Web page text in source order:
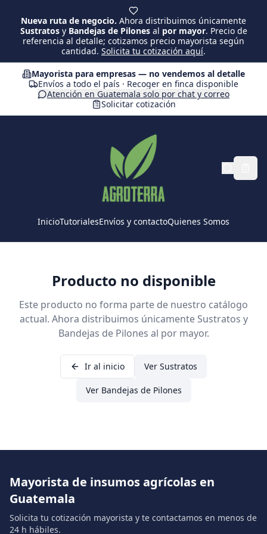
Nueva ruta de negocio. Ahora distribuimos únicamente
Sustratosy Bandejas de Pilonesal por mayor. Precio de
referencia al detalle; cotizamos precio mayorista según
cantidad. Solicita tu cotización aquí.
Mayorista para empresas — no vendemos al detalle
Envíos a todo el país · Recoger en finca disponible
Atención en Guatemala solo por chat y correo
Solicitar cotización
InicioTutorialesEnvíos y contactoQuienes Somos
Producto no disponible
Este producto no forma parte de nuestro catálogo
actual. Ahora distribuimos únicamente Sustratos y
Bandejas de Pilones al por mayor.
Ir al inicio Ver Sustratos
Ver Bandejas de Pilones
Mayorista de insumos agrícolas en
Guatemala
Solicita tu cotización mayorista y te contactamos en menos de
24 h hábiles.